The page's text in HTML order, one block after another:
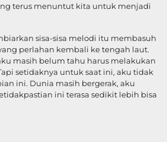
terus menuntut kita untuk menjadi
sisa-sisa melodi itu membasuh
perlahan kembali ke tengah laut.
masih belum tahu harus melakukan
setidaknya untuk saat ini, aku tidak
ini. Dunia masih bergerak, aku
ini terasa sedikit lebih bisa